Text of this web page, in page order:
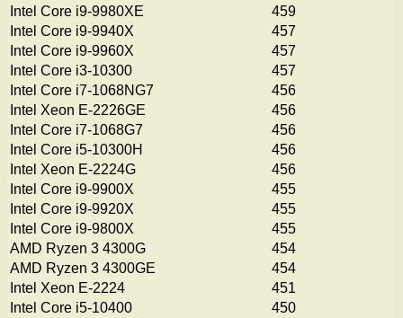
Intel Core i9-9980XE
459
Intel Core i9-9940X
457
Intel Core i9-9960X
457
Intel Core i3-10300
457
Intel Core i7-1068NG7
456
Intel Xeon E-2226GE
456
Intel Core i7-1068G7
456
Intel Core i5-10300H
456
Intel Xeon E-2224G
456
Intel Core i9-9900X
455
Intel Core i9-9920X
455
Intel Core i9-9800X
455
AMD Ryzen 3 4300G
454
AMD Ryzen 3 4300GE
454
Intel Xeon E-2224
451
Intel Core i5-10400
450